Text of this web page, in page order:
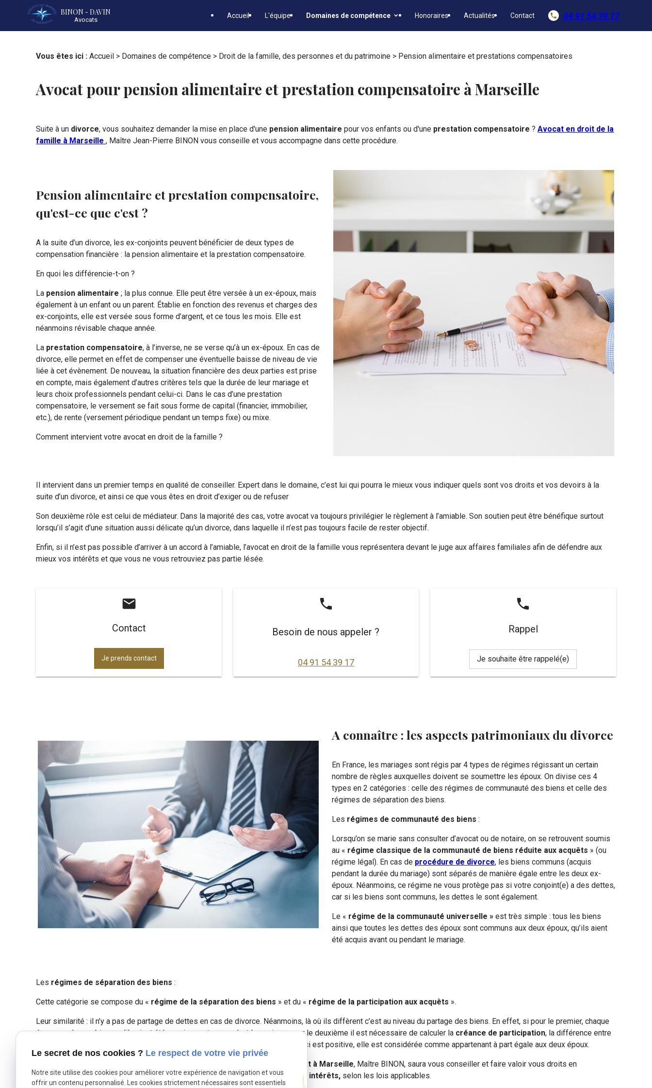
BINON - DAVIN
Avocats
Accueil L'équipe Domaines de compétence Honoraires Actualités Contact phone 04 91 54 39 17
Vous êtes ici : Accueil > Domaines de compétence > Droit de la famille, des personnes et du patrimoine > Pension alimentaire et prestations compensatoires
Avocat pour pension alimentaire et prestation compensatoire à Marseille
Suite à un divorce, vous souhaitez demander la mise en place d'une pension alimentaire pour vos enfants ou d'une prestation compensatoire ?Avocat en droit de la
famille à Marseille , Maître Jean-Pierre BINON vous conseille et vous accompagne dans cette procédure.
Pension alimentaire et prestation compensatoire,
qu'est-ce que c'est ?
A la suite d’un divorce, les ex-conjoints peuvent bénéficier de deux types de
compensation financière : la pension alimentaire et la prestation compensatoire.
En quoi les différencie-t-on ?
La pension alimentaire ; la plus connue. Elle peut être versée à un ex-époux, mais
également à un enfant ou un parent. Établie en fonction des revenus et charges des
ex-conjoints, elle est versée sous forme d’argent, et ce tous les mois. Elle est
néanmoins révisable chaque année.
La prestation compensatoire, à l’inverse, ne se verse qu’à un ex-époux. En cas de
divorce, elle permet en effet de compenser une éventuelle baisse de niveau de vie
liée à cet évènement. De nouveau, la situation financière des deux parties est prise
en compte, mais également d’autres critères tels que la durée de leur mariage et
leurs choix professionnels pendant celui-ci. Dans le cas d’une prestation
compensatoire, le versement se fait sous forme de capital (financier, immobilier,
etc.), de rente (versement périodique pendant un temps fixe) ou mixe.
Comment intervient votre avocat en droit de la famille ?
Il intervient dans un premier temps en qualité de conseiller. Expert dans le domaine, c’est lui qui pourra le mieux vous indiquer quels sont vos droits et vos devoirs à la
suite d’un divorce,et ainsi ce que vous êtes en droit d’exiger ou de refuser
Son deuxième rôle est celui de médiateur. Dans la majorité des cas, votre avocat va toujours privilégier le règlement à l’amiable. Son soutien peut être bénéfique surtout
lorsqu’il s’agit d’une situation aussi délicate qu’un divorce, dans laquelle il n’est pas toujours facile de rester objectif.
Enfin, si il n’est pas possible d’arriver à un accord à l’amiable, l’avocat en droit de la famille vous représentera devant le juge aux affaires familiales afin de défendre aux
mieux vos intérêts et que vous ne vous retrouviez pas partie lésée.
mail
Contact
Je prends contact
phone
Besoin de nous appeler ?
04 91 54 39 17
phone
Rappel
Je souhaite être rappelé(e)
A connaître : les aspects patrimoniaux du divorce
En France, les mariages sont régis par 4 types de régimes régissant un certain
nombre de règles auxquelles doivent se soumettre les époux. On divise ces 4
types en 2 catégories : celle des régimes de communauté des biens et celle des
régimes de séparation des biens.
Les régimes de communauté des biens :
Lorsqu’on se marie sans consulter d’avocat ou de notaire, on se retrouvent soumis
au « régime classique de la communauté de biens réduite aux acquêts » (ou
régime légal). En cas de procédure de divorce, les biens communs (acquis
pendant la durée du mariage) sont séparés de manière égale entre les deux ex-
époux. Néanmoins, ce régime ne vous protège pas si votre conjoint(e) a des dettes,
car si les biens sont communs, les dettes le sont également.
Le « régime de la communauté universelle » est très simple : tous les biens
ainsi que toutes les dettes des époux sont communs aux deux époux, qu’ils aient
été acquis avant ou pendant le mariage.
Les régimes de séparation des biens:
Cette catégorie se compose du « régime de la séparation des biens » et du « régime de la participation aux acquêts ».
Leur similarité : il n’y a pas de partage de dettes en cas de divorce. Néanmoins, là où ils diffèrent c’est au niveau du partage des biens. En effet, si pour le premier, chaque
époux garde ses biens qu’ils aient été acquis avant ou pendant le mariage, pour le deuxième il est nécessaire de calculer la créance de participation, la différence entre
le patrimoine obtenu avant le mariage et celui obtenu après le mariage. Si celle-ci est positive, elle est considérée comme appartenant à part égale aux deux époux.
avocat à Marseille, Maître BINON, saura vous conseiller et faire valoir vous droits en
réclamant, pension alimentaire, prestation compensatoire, ou dommage et intérêts, selon les lois applicables.
Panneau de gestion des cookies
Le secret de nos cookies ? Le respect de votre vie privée
Notre site utilise des cookies pour améliorer votre expérience de navigation et vous
offrir un contenu personnalisé. Les cookies strictement nécessaires sont essentiels